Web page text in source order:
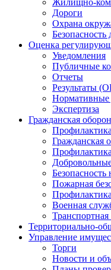
Жилищно-
Дороги
Охрана
Оценка
Уведомления
Публичные
Отчеты
Результаты
Нормативные
Экспертиза
Гражданская
Гражданская
Пожарная
Военная
Транспортная
Территориально-
Управление
Торги
Новости и